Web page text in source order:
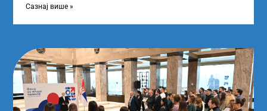
стипендије од
Сазнај више »